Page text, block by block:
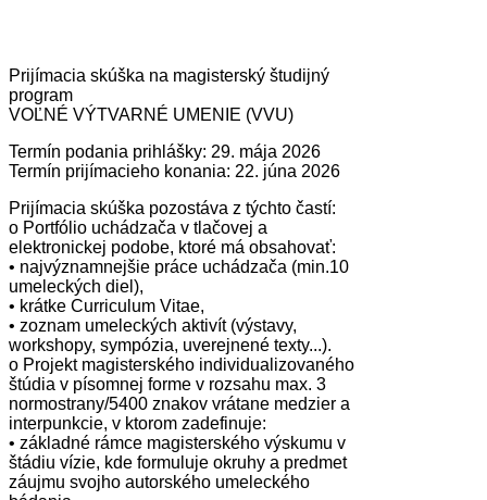
Prijímacia skúška na magisterský študijný
program
VOĽNÉ VÝTVARNÉ UMENIE (VVU)
Termín podania prihlášky: 29. mája 2026
Termín prijímacieho konania: 22. júna 2026
Prijímacia skúška pozostáva z týchto častí:
o Portfólio uchádzača v tlačovej a
elektronickej podobe, ktoré má obsahovať:
• najvýznamnejšie práce uchádzača (min.10
umeleckých diel),
• krátke Curriculum Vitae,
• zoznam umeleckých aktivít (výstavy,
workshopy, sympózia, uverejnené texty...).
o Projekt magisterského individualizovaného
štúdia v písomnej forme v rozsahu max. 3
normostrany/5400 znakov vrátane medzier a
interpunkcie, v ktorom zadefinuje:
• základné rámce magisterského výskumu v
štádiu vízie, kde formuluje okruhy a predmet
záujmu svojho autorského umeleckého